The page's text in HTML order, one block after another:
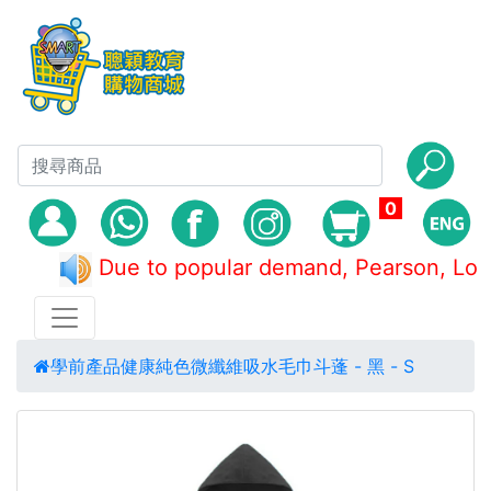
0
Due to popular demand, Pearson,
學前產品健康純色微纖維吸水毛巾斗蓬 - 黑 - S